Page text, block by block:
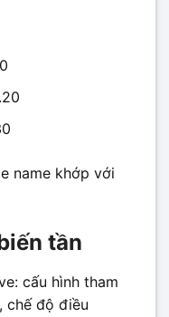
name khớp với
tần
cấu hình tham
chế độ điều